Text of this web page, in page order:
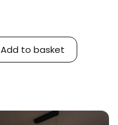
Add to basket